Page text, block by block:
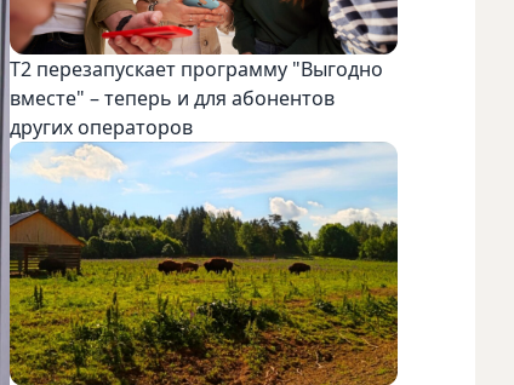
Т2 перезапускает программу "Выгодно
вместе" – теперь и для абонентов
других операторов